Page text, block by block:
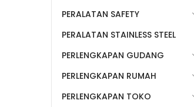
PERALATAN SAFETY
PERALATAN STAINLESS STEEL
PERLENGKAPAN GUDANG
PERLENGKAPAN RUMAH
PERLENGKAPAN TOKO